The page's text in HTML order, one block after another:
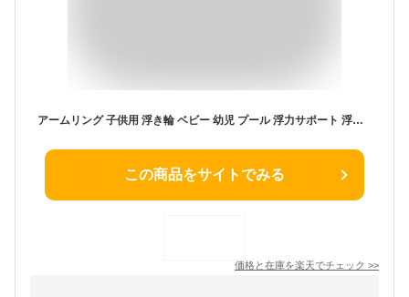
アームリング 子供用 浮き輪 ベビー 幼児 プール 浮力サポート 浮き輪 3歳 腕 強い浮力 水泳リングアームサークル スイミング補助具 水泳練習 男女兼用 フリル幼稚園 子供 女児 小学生 2歳~6歳 14色選択可 ウサギ柄 サメ柄 人魚柄 獅子柄 恐竜 フラミンゴ柄 海馬柄 送料無料
この商品をサイトでみる
価格と在庫を楽天でチェック >>